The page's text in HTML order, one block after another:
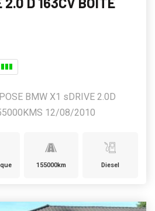
BMW X1 sDRIVE 2.0D
12/08/2010
155000km Diesel